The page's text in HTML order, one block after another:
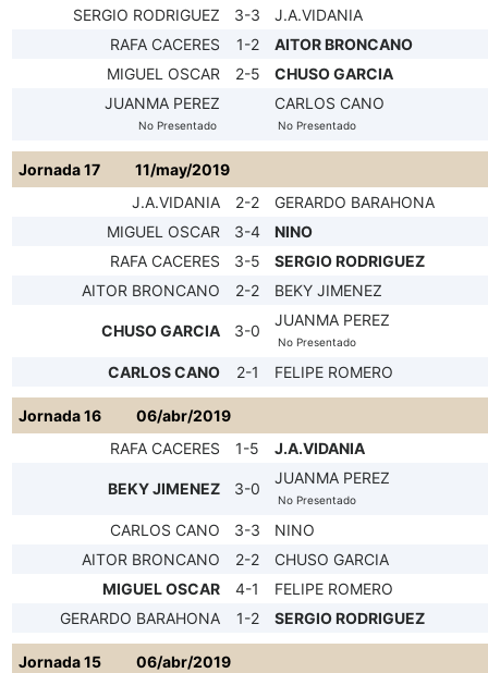
SERGIO RODRIGUEZ
3-3
J.A.VIDANIA
RAFA CACERES
1-2
AITOR BRONCANO
MIGUEL OSCAR
2-5
CHUSO GARCIA
JUANMA PEREZ
No Presentado
CARLOS CANO
No Presentado
Jornada 17
11/may/2019
J.A.VIDANIA
2-2
GERARDO BARAHONA
MIGUEL OSCAR
3-4
NINO
RAFA CACERES
3-5
SERGIO RODRIGUEZ
AITOR BRONCANO
2-2 BEKY JIMENEZ
CHUSO GARCIA 3-0
JUANMA PEREZ
No Presentado
CARLOS CANO 2-1 FELIPE ROMERO
Jornada 16
06/abr/2019
RAFA CACERES
1-5 J.A.VIDANIA
BEKY JIMENEZ 3-0
JUANMA PEREZ
No Presentado
CARLOS CANO 3-3
NINO
AITOR BRONCANO
2-2
CHUSO GARCIA
MIGUEL OSCAR
4-1
FELIPE ROMERO
GERARDO BARAHONA
1-2 SERGIO RODRIGUEZ
Jornada 15 06/abr/2019